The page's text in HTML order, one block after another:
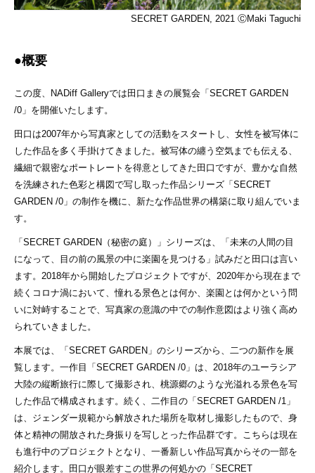
SECRET GARDEN, 2021 ⒸMaki Taguchi
●概要
この度、NADiff Galleryでは田口まきの展覧会「SECRET GARDEN
/0」を開催いたします。
田口は2007年から写真家としての活動をスタートし、女性を被写体に
した作品を多く手掛けてきました。被写体の纏う空気までも伝える、
繊細で親密なポートレートを得意としてきた田口ですが、豊かな自然
を洗練された色彩と構図で写し取った作品シリーズ「SECRET
GARDEN /0」の制作を機に、新たな作品世界の構築に取り組んでいま
す。
「SECRET GARDEN（秘密の庭）」シリーズは、「未来の人間の目
になって、目の前の風景の中に楽園を見つける」試みだと田口は言い
ます。2018年から開始したプロジェクトですが、2020年から現在まで
続くコロナ渦において、憧れる景色とは何か、楽園とは何かという問
いに対峙することで、写真家の意識の中での制作意図はより強く高め
られていきました。
本展では、「SECRET GARDEN」のシリーズから、二つの新作を展
覧します。一作目「SECRET GARDEN /0」は、2018年のユーラシア
大陸の縦断旅行に際して撮影され、桃源郷のような光溢れる景色を写
した作品で構成されます。続く、二作目の「SECRET GARDEN /1」
は、ジェンダー規範から解放された場所を取材し撮影したもので、身
体と精神の開放された身振りを写しとった作品群です。こちらは現在
も進行中のプロジェクトとなり、一番新しい作品写真からその一部を
紹介します。田口が眼差すこの世界の何処かの「SECRET